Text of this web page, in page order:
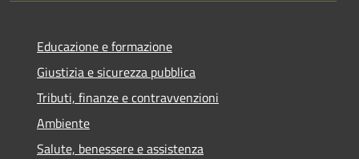
Educazione e formazione
Giustizia e sicurezza pubblica
Tributi, finanze e contravvenzioni
Ambiente
Salute, benessere e assistenza